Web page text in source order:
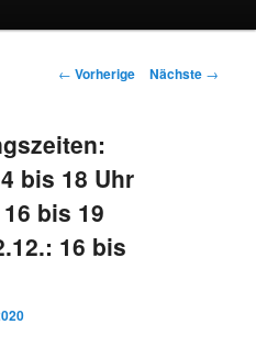
Artikelnavigation
← Vorherige Nächste →
bis 18 Uhr
bis 19
16 bis